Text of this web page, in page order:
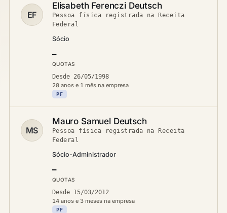
EF
Elisabeth Ferenczi Deutsch
Pessoa física registrada na Receita
Federal
Sócio
—
QUOTAS
Desde 26/05/1998
28 anos e 1 mês na empresa
PF
MS
Mauro Samuel Deutsch
Pessoa física registrada na Receita
Federal
Sócio-Administrador
—
QUOTAS
Desde 15/03/2012
14 anos e 3 meses na empresa
PF